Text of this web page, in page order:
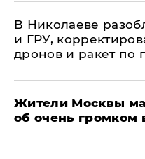
В Николаеве
и ГРУ,
дронов и ракет по
Жители Москвы
об очень громком